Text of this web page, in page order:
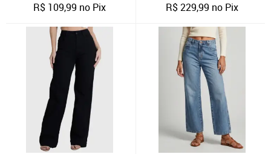
R$ 109,99 no Pix R$229,99 no Pix